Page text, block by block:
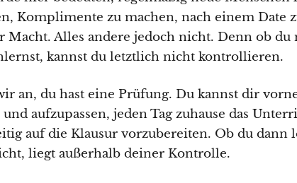
Komplimente zu machen, nach einem Date
Macht. Alles andere jedoch nicht. Denn ob
kannst du letztlich nicht kontrollieren.
an, du hast eine Prüfung. Du kannst dir
aufzupassen, jeden Tag zuhause das
auf die Klausur vorzubereiten. Ob du dann
liegt außerhalb deiner Kontrolle.